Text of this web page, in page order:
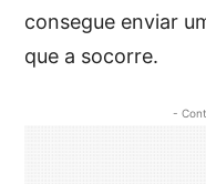
consegue enviar
que a socorre.
-